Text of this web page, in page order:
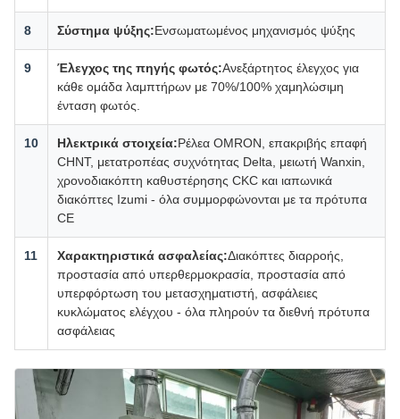
8 Σύστημα ψύξης:Ενσωματωμένος μηχανισμός ψύξης
9 Έλεγχος της πηγής φωτός:Ανεξάρτητος έλεγχος για
κάθε ομάδα λαμπτήρων με 70%/100% χαμηλώσιμη
ένταση φωτός.
10 Ηλεκτρικά στοιχεία:Ρέλεα OMRON, επακριβής επαφή
CHNT, μετατροπέας συχνότητας Delta, μειωτή Wanxin,
χρονοδιακόπτη καθυστέρησης CKC και ιαπωνικά
διακόπτες Izumi - όλα συμμορφώνονται με τα πρότυπα
CE
11 Χαρακτηριστικά ασφαλείας:Διακόπτες διαρροής,
προστασία από υπερθερμοκρασία, προστασία από
υπερφόρτωση του μετασχηματιστή, ασφάλειες
κυκλώματος ελέγχου - όλα πληρούν τα διεθνή πρότυπα
ασφάλειας